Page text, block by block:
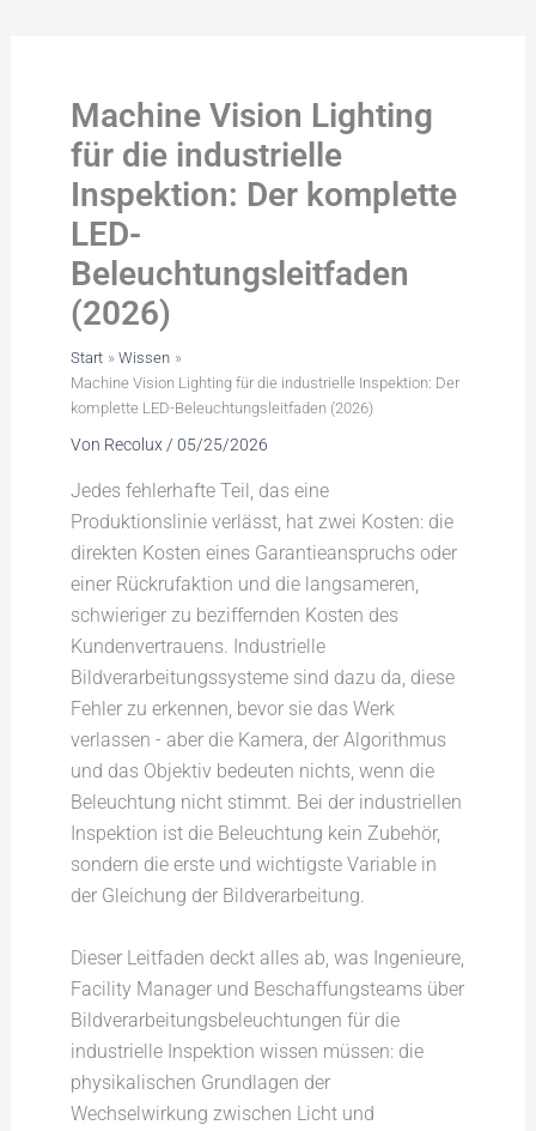
Machine Vision Lighting
für die industrielle
Inspektion: Der komplette
LED-
Beleuchtungsleitfaden
(2026)
Start
Wissen
Machine Vision Lighting für die industrielle Inspektion: Der
komplette LED-Beleuchtungsleitfaden (2026)
Von Recolux / 05/25/2026
Jedes fehlerhafte Teil, das eine
Produktionslinie verlässt, hat zwei Kosten: die
direkten Kosten eines Garantieanspruchs oder
einer Rückrufaktion und die langsameren,
schwieriger zu beziffernden Kosten des
Kundenvertrauens. Industrielle
Bildverarbeitungssysteme sind dazu da, diese
Fehler zu erkennen, bevor sie das Werk
verlassen - aber die Kamera, der Algorithmus
und das Objektiv bedeuten nichts, wenn die
Beleuchtung nicht stimmt. Bei der industriellen
Inspektion ist die Beleuchtung kein Zubehör,
sondern die erste und wichtigste Variable in
der Gleichung der Bildverarbeitung.
Dieser Leitfaden deckt alles ab, was Ingenieure,
Facility Manager und Beschaffungsteams über
Bildverarbeitungsbeleuchtungen für die
industrielle Inspektion wissen müssen: die
physikalischen Grundlagen der
Wechselwirkung zwischen Licht und